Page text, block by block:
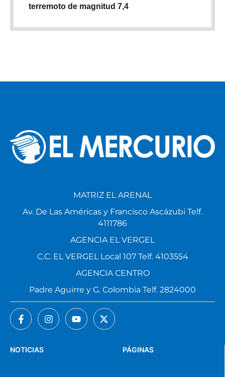
terremoto de magnitud 7,4
PÁGINAS
NOTICIAS
MATRIZ EL ARENAL
Av. De Las Américas y Francisco Ascázubi Telf.
4111786
AGENCIA EL VERGEL
C.C. EL VERGEL Local 107 Telf. 4103554
AGENCIA CENTRO
Padre Aguirre y G. Colombia Telf. 2824000